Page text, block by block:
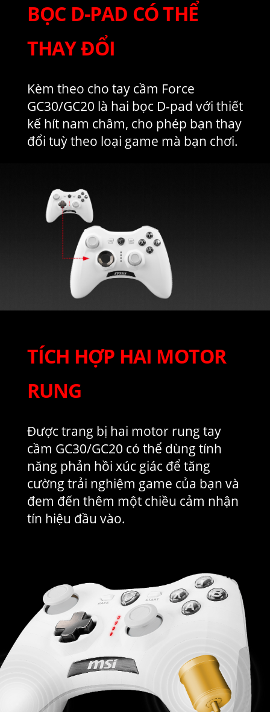
BỌC D-PAD CÓ THỂ
THAY ĐỔI
Kèm theo cho tay cầm Force
GC30/GC20 là hai bọc D-pad với thiết
kế hít nam châm, cho phép bạn thay
đổi tuỳ theo loại game mà bạn chơi.
TÍCH HỢP HAI MOTOR
RUNG
Được trang bị hai motor rung tay
cầm GC30/GC20 có thể dùng tính
năng phản hồi xúc giác để tăng
cường trải nghiệm game của bạn và
đem đến thêm một chiều cảm nhận
tín hiệu đầu vào.